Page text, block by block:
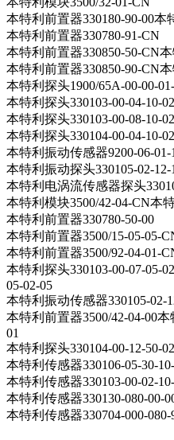
本特利前置器330180-90-00本
本特利前置器330780-91-CN
本特利前置器330850-50-CN
本特利前置器330850-90-CN
本特利探头1900/65A-00-00-
本特利探头330103-00-04-10-
本特利探头330103-00-08-10-
本特利探头330104-00-04-10-
本特利振动传感器9200-06-01-
本特利振动探头330105-02-12-
本特利电涡流传感器探头
本特利模块3500/42-04-CN本
本特利前置器330780-50-00
本特利前置器3500/15-05-05-
本特利前置器3500/92-04-01-
本特利探头330103-00-07-05-
05-02-05
本特利振动传感器330105-02-
本特利前置器3500/42-04-00
01
本特利探头330104-00-12-50-
本特利传感器330106-05-30-
本特利传感器330103-00-02-
本特利传感器330130-080-00-
本特利传感器330704-000-080-